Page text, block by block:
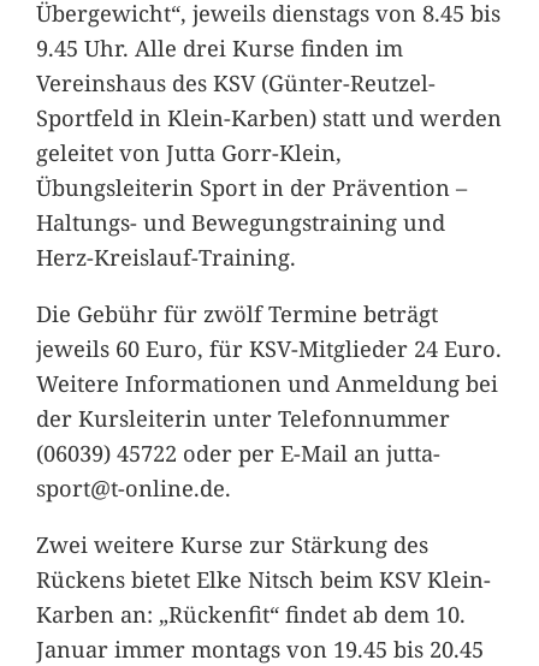
Übergewicht“, jeweils dienstags von 8.45 bis
9.45 Uhr. Alle drei Kurse finden im
Vereinshaus des KSV (Günter-Reutzel-
Sportfeld in Klein-Karben) statt und werden
geleitet von Jutta Gorr-Klein,
Übungsleiterin Sport in der Prävention –
Haltungs- und Bewegungstraining und
Herz-Kreislauf-Training.
Die Gebühr für zwölf Termine beträgt
jeweils 60 Euro, für KSV-Mitglieder 24 Euro.
Weitere Informationen und Anmeldung bei
der Kursleiterin unter Telefonnummer
(06039) 45722 oder per E-Mail an jutta-
sport@t-online.de.
Zwei weitere Kurse zur Stärkung des
Rückens bietet Elke Nitsch beim KSV Klein-
Karben an: „Rückenfit“ findet ab dem 10.
Januar immer montags von 19.45 bis 20.45